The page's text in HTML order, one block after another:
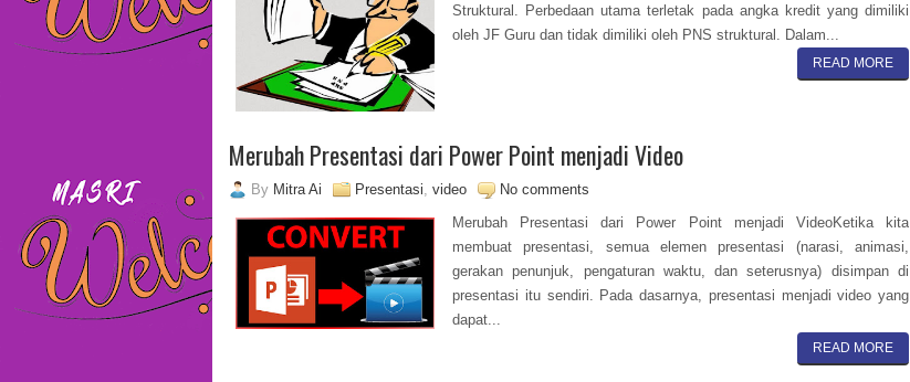
Struktural. Perbedaan utama terletak pada angka kredit yang dimiliki
oleh JF Guru dan tidak dimiliki oleh PNS struktural. Dalam...
READ MORE
Merubah Presentasi dari Power Point menjadi Video
By Mitra Ai Presentasi video
No comments
Merubah Presentasi dari Power Point menjadi VideoKetika kita
membuat presentasi, semua elemen presentasi (narasi, animasi,
gerakan penunjuk, pengaturan waktu, dan seterusnya) disimpan di
presentasi itu sendiri. Pada dasarnya, presentasi menjadi video yang
dapat...
READ MORE